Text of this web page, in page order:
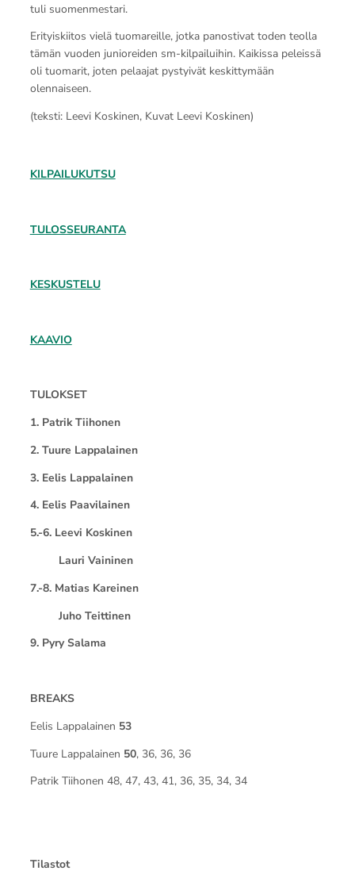
tuli suomenmestari.
Erityiskiitos vielä tuomareille, jotka panostivat toden teolla
tämän vuoden junioreiden sm-kilpailuihin. Kaikissa peleissä
oli tuomarit, joten pelaajat pystyivät keskittymään
olennaiseen.
(teksti: Leevi Koskinen, Kuvat Leevi Koskinen)
KILPAILUKUTSU
TULOSSEURANTA
KESKUSTELU
KAAVIO
TULOKSET
1. Patrik Tiihonen
2. Tuure Lappalainen
3. Eelis Lappalainen
4. Eelis Paavilainen
5.-6. Leevi Koskinen
Lauri Vaininen
7.-8. Matias Kareinen
Juho Teittinen
9. Pyry Salama
BREAKS
Eelis Lappalainen 53
Tuure Lappalainen 50, 36, 36, 36
Patrik Tiihonen 48, 47, 43, 41, 36, 35, 34, 34
Tilastot